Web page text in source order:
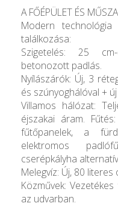
A FŐÉPÜLET ÉS
Modern
találkozása:
Szigetelés: 25
betonozott padlás.
Nyílászárók: Új, 3
és szúnyoghálóval +
Villamos hálózat:
éjszakai áram.
fűtőpanelek, a
elektromos
cserépkályha
Melegvíz: Új, 80 literes
Közművek:
az udvarban.